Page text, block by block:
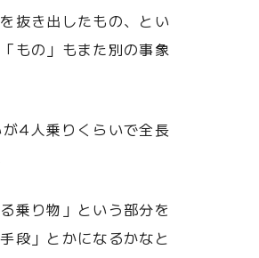
抜き出したもの、とい
もの」もまた別の事象
4人乗りくらいで全長
乗り物」という部分を
段」とかになるかなと